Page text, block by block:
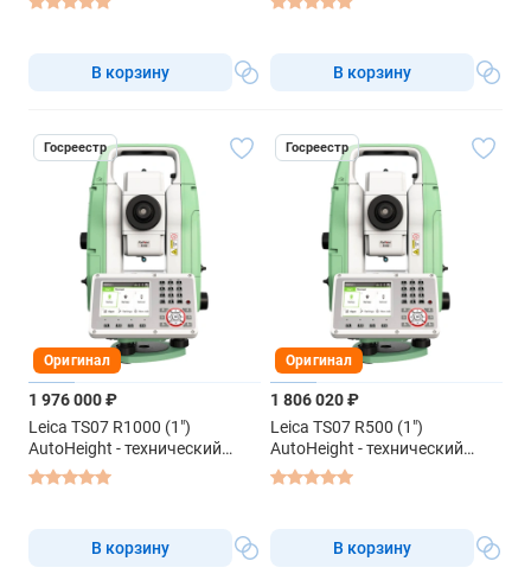
В корзину В корзину
Госреестр
Оригинал
1 976 000 ₽
Leica TS07 R1000 (1")
AutoHeight - технический
тахеометр
В корзину
Госреестр
Оригинал
1 806 020 ₽
Leica TS07 R500 (1")
AutoHeight - технический
тахеометр
В корзину